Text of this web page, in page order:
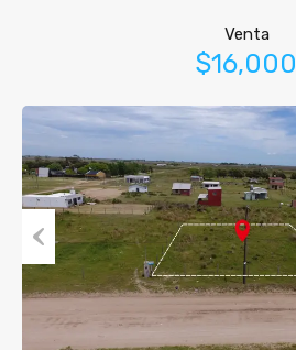
Venta
$16,000
Previous